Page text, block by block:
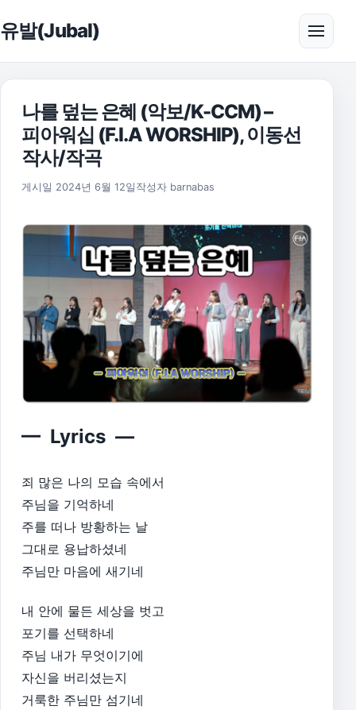
유발(Jubal) 메뉴
나를 덮는 은혜 (악보/K-CCM) –
피아워십 (F.I.A WORSHIP), 이동선
작사/작곡
게시일 2024년 6월 12일 2025년 11월 17일
작성자 barnabas
— Lyrics —
죄 많은 나의 모습 속에서
주님을 기억하네
주를 떠나 방황하는 날
그대로 용납하셨네
주님만 마음에 새기네
내 안에 물든 세상을 벗고
포기를 선택하네
주님 내가 무엇이기에
자신을 버리셨는지
거룩한 주님만 섬기네